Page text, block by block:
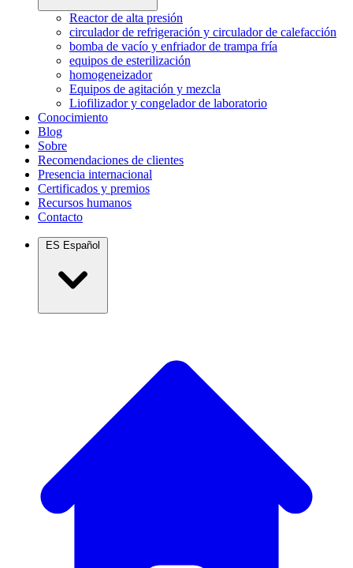
Reactor de alta presión
circulador de refrigeración y circulador de calefacción
bomba de vacío y enfriador de trampa fría
equipos de esterilización
homogeneizador
Equipos de agitación y mezcla
Liofilizador y congelador de laboratorio
Conocimiento
Blog
Sobre
Recomendaciones de clientes
Presencia internacional
Certificados y premios
Recursos humanos
Contacto
ES Español